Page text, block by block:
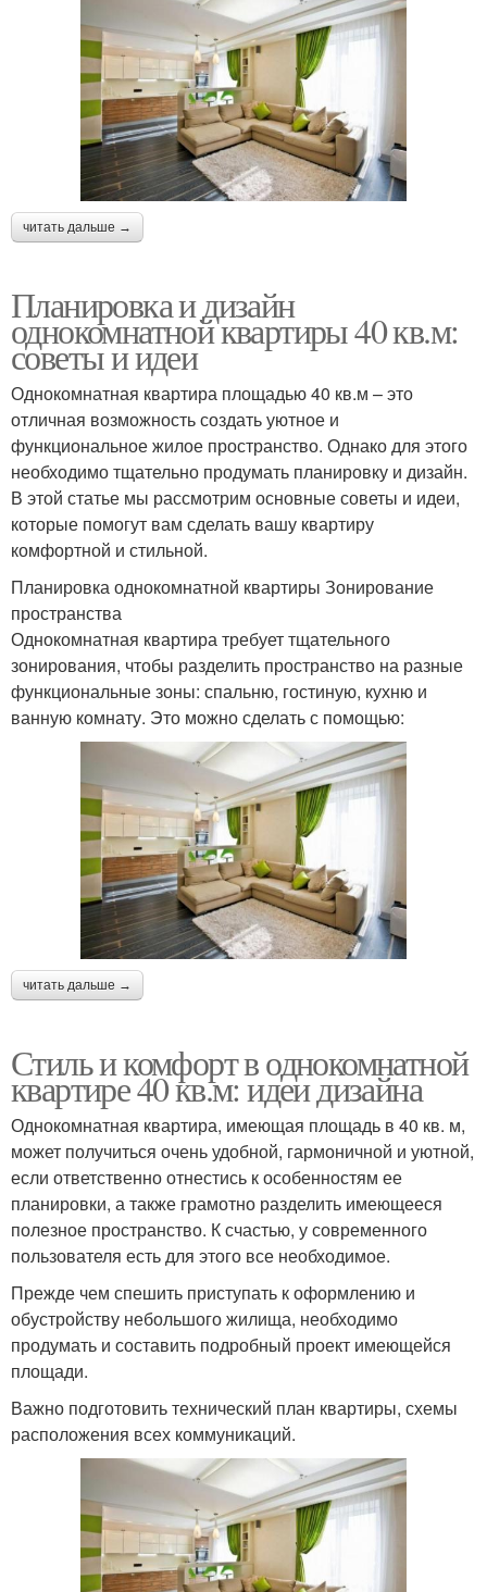
читать дальше →
Планировка и дизайн
однокомнатной квартиры 40 кв.м:
советы и идеи
Однокомнатная квартира площадью 40 кв.м – это
отличная возможность создать уютное и
функциональное жилое пространство. Однако для этого
необходимо тщательно продумать планировку и дизайн.
В этой статье мы рассмотрим основные советы и идеи,
которые помогут вам сделать вашу квартиру
комфортной и стильной.
Планировка однокомнатной квартиры Зонирование
пространства
Однокомнатная квартира требует тщательного
зонирования, чтобы разделить пространство на разные
функциональные зоны: спальню, гостиную, кухню и
ванную комнату. Это можно сделать с помощью:
читать дальше →
Стиль и комфорт в однокомнатной
квартире 40 кв.м: идеи дизайна
Однокомнатная квартира, имеющая площадь в 40 кв. м,
может получиться очень удобной, гармоничной и уютной,
если ответственно отнестись к особенностям ее
планировки, а также грамотно разделить имеющееся
полезное пространство. К счастью, у современного
пользователя есть для этого все необходимое.
Прежде чем спешить приступать к оформлению и
обустройству небольшого жилища, необходимо
продумать и составить подробный проект имеющейся
площади.
Важно подготовить технический план квартиры, схемы
расположения всех коммуникаций.